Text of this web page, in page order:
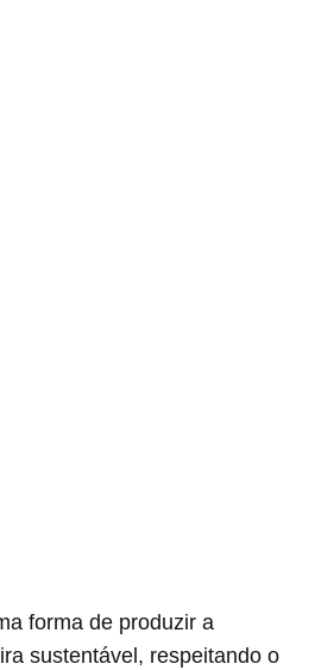
forma de produzir a
sustentável, respeitando o